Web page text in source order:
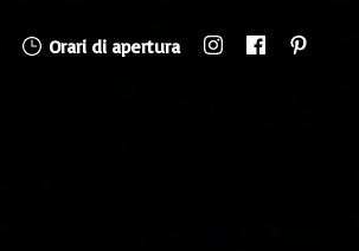
Orari di apertura